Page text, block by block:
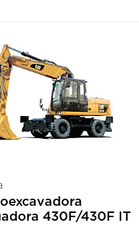
430F/430F IT